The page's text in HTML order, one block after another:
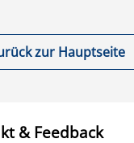
zur Hauptseite
& Feedback